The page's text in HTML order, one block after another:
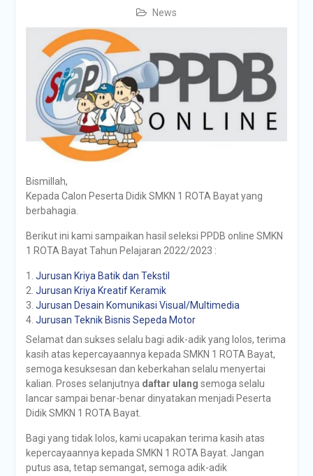
News
Bismillah,
Kepada Calon Peserta Didik SMKN 1 ROTA Bayat yang
berbahagia.
Berikut ini kami sampaikan hasil seleksi PPDB online SMKN
1 ROTA Bayat Tahun Pelajaran 2022/2023 :
Jurusan Kriya Batik dan Tekstil
Jurusan Kriya Kreatif Keramik
Jurusan Desain Komunikasi Visual/Multimedia
Jurusan Teknik Bisnis Sepeda Motor
Selamat dan sukses selalu bagi adik-adik yang lolos, terima
kasih atas kepercayaannya kepada SMKN 1 ROTA Bayat,
semoga kesuksesan dan keberkahan selalu menyertai
kalian. Proses selanjutnya daftar ulang semoga selalu
lancar sampai benar-benar dinyatakan menjadi Peserta
Didik SMKN 1 ROTA Bayat.
Bagi yang tidak lolos, kami ucapakan terima kasih atas
kepercayaannya kepada SMKN 1 ROTA Bayat. Jangan
putus asa, tetap semangat, semoga adik-adik